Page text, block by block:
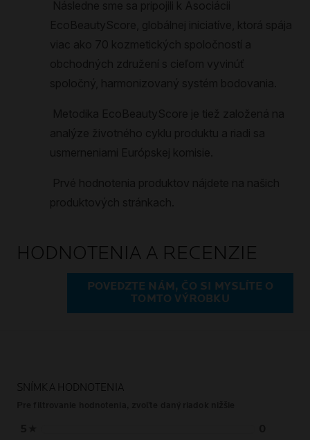
HODNOTENIA A RECENZIE
POVEDZTE NÁM, ČO SI MYSLÍTE O
TOMTO VÝROBKU
SNÍMKA HODNOTENIA